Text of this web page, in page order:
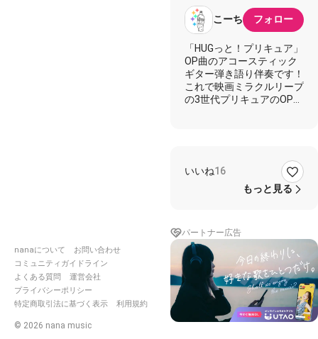
nanaについて
お問い合わせ
コミュニティガイドライン
よくある質問
運営会社
プライバシーポリシー
特定商取引法に基づく表示
利用規約
© 2026 nana music
こーち フォロー
「HUGっと！プリキュア」
OP曲のアコースティック
ギター弾き語り伴奏です！
これで映画ミラクルリープ
の3世代プリキュアのOPが
★カウントについて★
出せばOK！のはずです(笑)
テンポとキーは原曲と全く
同じです。
(BPM=172 / キー=F)
◆プリキュアのアコギ伴奏
◆
いいね16
もっと見る
パートナー広告